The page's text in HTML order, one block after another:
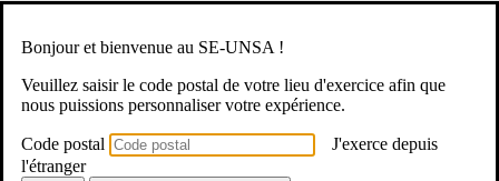
École primaire Les Marronniers à Fresquiennes en élémentaire
(circonscription de Barentin)
École maternelle Gustave Flaubert à Canteleu (circonscription de
Canteleu)
École primaire Maurice Genevoix à Belbeuf en élémentaire
(circonscription de Darnétal)
École élémentaire Curie-Jaurès à Grand-Quevilly (circonscription de
Bonjour et bienvenue au SE-UNSA !
Veuillez saisir le code postal de votre lieu d'exercice afin que
nous puissions personnaliser votre expérience.
Code postal
J'exerce depuis
l'étranger